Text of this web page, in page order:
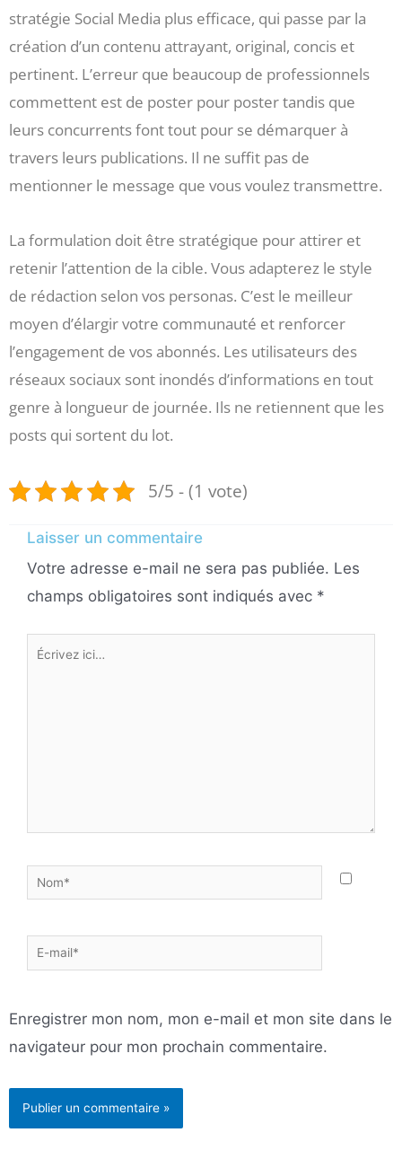
stratégie Social Media plus efficace, qui passe par la
création d’un contenu attrayant, original, concis et
pertinent. L’erreur que beaucoup de professionnels
commettent est de poster pour poster tandis que
leurs concurrents font tout pour se démarquer à
travers leurs publications. Il ne suffit pas de
mentionner le message que vous voulez transmettre.
La formulation doit être stratégique pour attirer et
retenir l’attention de la cible. Vous adapterez le style
de rédaction selon vos personas. C’est le meilleur
moyen d’élargir votre communauté et renforcer
l’engagement de vos abonnés. Les utilisateurs des
réseaux sociaux sont inondés d’informations en tout
genre à longueur de journée. Ils ne retiennent que les
posts qui sortent du lot.
5/5 - (1 vote)
Laisser un commentaire
Votre adresse e-mail ne sera pas publiée. Les
champs obligatoires sont indiqués avec *
Écrivez
Nom*
E-
mail*
Enregistrer mon nom, mon e-mail et mon site dans le
navigateur pour mon prochain commentaire.